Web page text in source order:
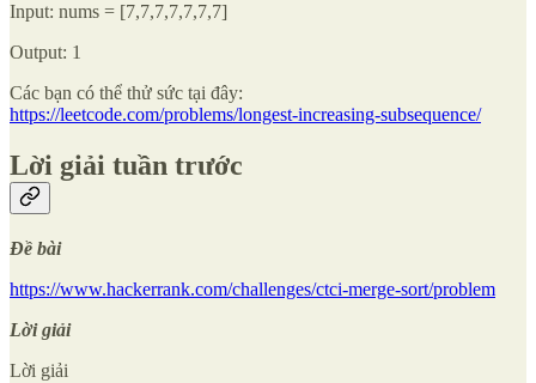
Input: nums = [7,7,7,7,7,7,7]
Output: 1
Các bạn có thể thử sức tại đây:
https://leetcode.com/problems/longest-increasing-subsequence/
Lời giải tuần trước
Đề bài
https://www.hackerrank.com/challenges/ctci-merge-sort/problem
Lời giải
Lời giải